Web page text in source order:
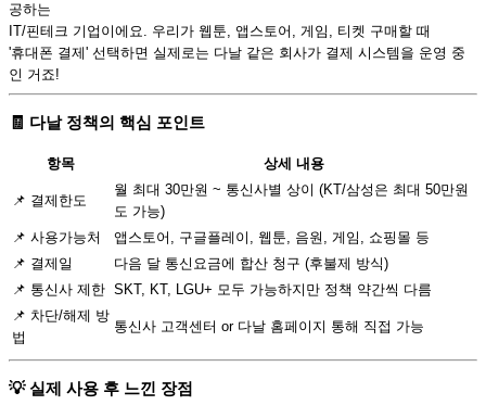
공하는
IT/핀테크 기업이에요. 우리가 웹툰, 앱스토어, 게임, 티켓 구매할 때
'휴대폰 결제' 선택하면 실제로는 다날 같은 회사가 결제 시스템을 운영 중
인 거죠!
🧾 다날 정책의 핵심 포인트
항목 상세 내용
📌 결제한도
월 최대 30만원 ~ 통신사별 상이 (KT/삼성은 최대 50만원
도 가능)
📌 사용가능처
앱스토어, 구글플레이, 웹툰, 음원, 게임, 쇼핑몰 등
📌 결제일
다음 달 통신요금에 합산 청구 (후불제 방식)
📌 통신사 제한 SKT, KT, LGU+ 모두 가능하지만 정책 약간씩 다름
📌 차단/해제 방
법
통신사 고객센터 or 다날 홈페이지 통해 직접 가능
💡 실제 사용 후 느낀 장점